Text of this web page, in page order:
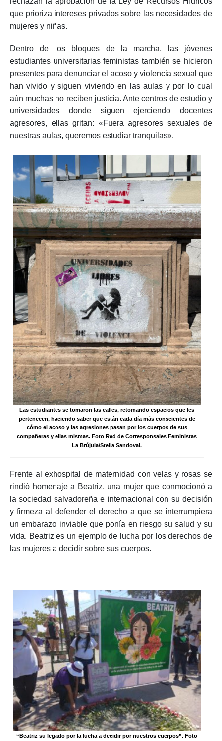
que prioriza intereses privados sobre las necesidades de
mujeres y niñas.
Dentro de los bloques de la marcha, las jóvenes
estudiantes universitarias feministas también se hicieron
presentes para denunciar el acoso y violencia sexual que
han vivido y siguen viviendo en las aulas y por lo cual
aún muchas no reciben justicia. Ante centros de estudio y
universidades donde siguen ejerciendo docentes
agresores, ellas gritan: «Fuera agresores sexuales de
nuestras aulas, queremos estudiar tranquilas».
Las estudiantes se tomaron las calles, retomando espacios que les
pertenecen, haciendo saber que están cada día más conscientes de
cómo el acoso y las agresiones pasan por los cuerpos de sus
compañeras y ellas mismas. Foto Red de Corresponsales Feministas
La Brújula/Stella Sandoval.
Frente al exhospital de maternidad con velas y rosas se
rindió homenaje a Beatriz, una mujer que conmocionó a
la sociedad salvadoreña e internacional con su decisión
y firmeza al defender el derecho a que se interrumpiera
un embarazo inviable que ponía en riesgo su salud y su
vida. Beatriz es un ejemplo de lucha por los derechos de
las mujeres a decidir sobre sus cuerpos.
“Beatriz su legado por la lucha a decidir por nuestros cuerpos”. Foto